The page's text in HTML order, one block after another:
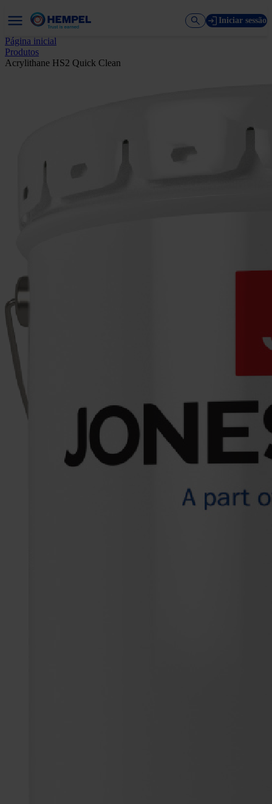
Iniciar sessão
Página inicial
Produtos
Acrylithane HS2 Quick Clean